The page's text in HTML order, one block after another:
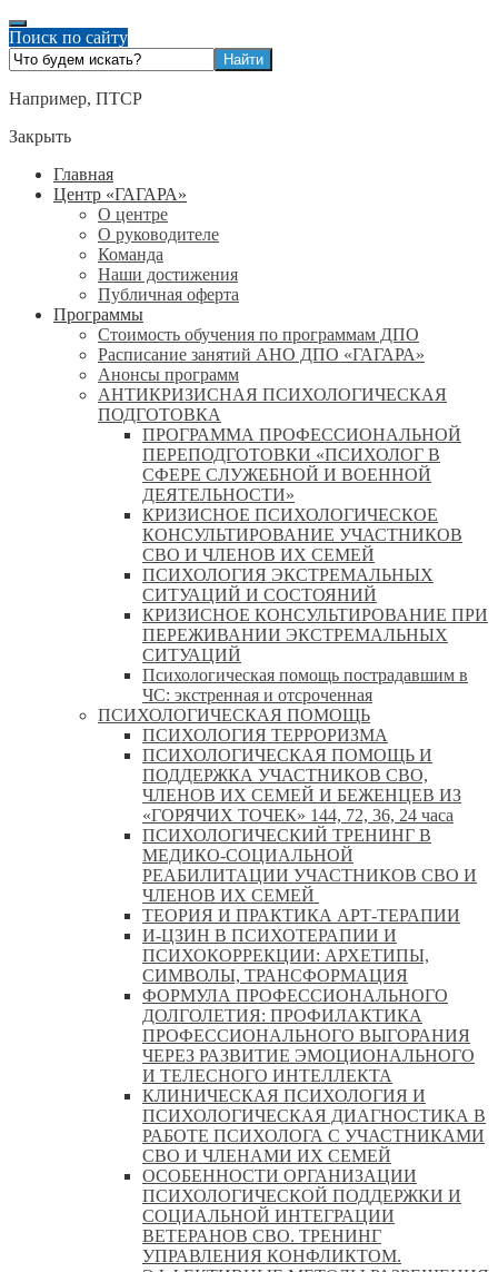
Поиск по сайту
Например, ПТСР
Закрыть
Главная
Центр «ГАГАРА»
О центре
О руководителе
Команда
Наши достижения
Публичная оферта
Программы
Стоимость обучения по программам ДПО
Расписание занятий АНО ДПО «ГАГАРА»
Анонсы программ
АНТИКРИЗИСНАЯ ПСИХОЛОГИЧЕСКАЯ
ПОДГОТОВКА
ПРОГРАММА ПРОФЕССИОНАЛЬНОЙ
ПЕРЕПОДГОТОВКИ «ПСИХОЛОГ В
СФЕРЕ СЛУЖЕБНОЙ И ВОЕННОЙ
ДЕЯТЕЛЬНОСТИ»
КРИЗИСНОЕ ПСИХОЛОГИЧЕСКОЕ
КОНСУЛЬТИРОВАНИЕ УЧАСТНИКОВ
СВО И ЧЛЕНОВ ИХ СЕМЕЙ
ПСИХОЛОГИЯ ЭКСТРЕМАЛЬНЫХ
СИТУАЦИЙ И СОСТОЯНИЙ
КРИЗИСНОЕ КОНСУЛЬТИРОВАНИЕ ПРИ
ПЕРЕЖИВАНИИ ЭКСТРЕМАЛЬНЫХ
СИТУАЦИЙ
Психологическая помощь пострадавшим в
ЧС: экстренная и отсроченная
ПСИХОЛОГИЧЕСКАЯ ПОМОЩЬ
ПСИХОЛОГИЯ ТЕРРОРИЗМА
ПСИХОЛОГИЧЕСКАЯ ПОМОЩЬ И
ПОДДЕРЖКА УЧАСТНИКОВ СВО,
ЧЛЕНОВ ИХ СЕМЕЙ И БЕЖЕНЦЕВ ИЗ
«ГОРЯЧИХ ТОЧЕК» 144, 72, 36, 24 часа
ПСИХОЛОГИЧЕСКИЙ ТРЕНИНГ В
МЕДИКО-СОЦИАЛЬНОЙ
РЕАБИЛИТАЦИИ УЧАСТНИКОВ СВО И
ЧЛЕНОВ ИХ СЕМЕЙ
ТЕОРИЯ И ПРАКТИКА АРТ-ТЕРАПИИ
И-ЦЗИН В ПСИХОТЕРАПИИ И
ПСИХОКОРРЕКЦИИ: АРХЕТИПЫ,
СИМВОЛЫ, ТРАНСФОРМАЦИЯ
ФОРМУЛА ПРОФЕССИОНАЛЬНОГО
ДОЛГОЛЕТИЯ: ПРОФИЛАКТИКА
ПРОФЕССИОНАЛЬНОГО ВЫГОРАНИЯ
ЧЕРЕЗ РАЗВИТИЕ ЭМОЦИОНАЛЬНОГО
И ТЕЛЕСНОГО ИНТЕЛЛЕКТА
КЛИНИЧЕСКАЯ ПСИХОЛОГИЯ И
ПСИХОЛОГИЧЕСКАЯ ДИАГНОСТИКА В
РАБОТЕ ПСИХОЛОГА С УЧАСТНИКАМИ
СВО И ЧЛЕНАМИ ИХ СЕМЕЙ
ОСОБЕННОСТИ ОРГАНИЗАЦИИ
ПСИХОЛОГИЧЕСКОЙ ПОДДЕРЖКИ И
СОЦИАЛЬНОЙ ИНТЕГРАЦИИ
ВЕТЕРАНОВ СВО. ТРЕНИНГ
УПРАВЛЕНИЯ КОНФЛИКТОМ.